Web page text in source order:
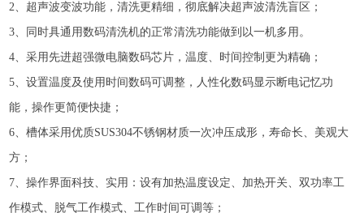
2、超声波变波功能，清洗更精细，彻底解决超声波清洗盲区；
3、同时具通用数码清洗机的正常清洗功能做到以一机多用。
4、采用先进超强微电脑数码芯片，温度、时间控制更为精确；
5、设置温度及使用时间数码可调整，人性化数码显示断电记忆功
能，操作更简便快捷；
6、槽体采用优质SUS304不锈钢材质一次冲压成形，寿命长、美观大
方；
7、操作界面科技、实用：设有加热温度设定、加热开关、双功率工
作模式、脱气工作模式、工作时间可调等；